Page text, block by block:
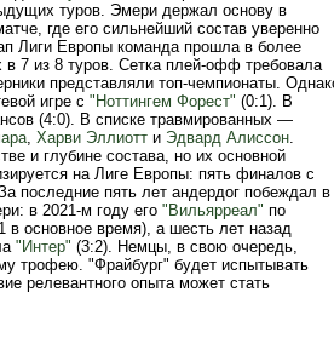
туров. Эмери держал основу в
где его сильнейший состав уверенно
Лиги Европы команда прошла в более
7 из 8 туров. Сетка плей-офф требовала
представляли топ-чемпионаты.
игре с "Ноттингем Форест" (0:1). В
(4:0). В списке травмированных —
, Харви Эллиотти Эдвард Алиссон.
и глубине состава, но их основной
на Лиге Европы: пять финалов с
последние пять лет андердог побеждал в
в 2021-м году его "Вильярреал" по
в основное время), а шесть лет назад
"Интер" (3:2). Немцы, в свою очередь,
трофею. "Фрайбург" будет испытывать
релевантного опыта может стать